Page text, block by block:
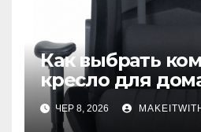
Как выбрать
кресло для
ЧЕР 8, 2026